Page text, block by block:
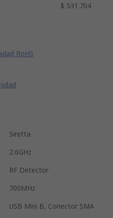
$ 531.704
RoHS
Siretta
2.6GHz
RF Detector
700MHz
USB Mini B, Conector SMA